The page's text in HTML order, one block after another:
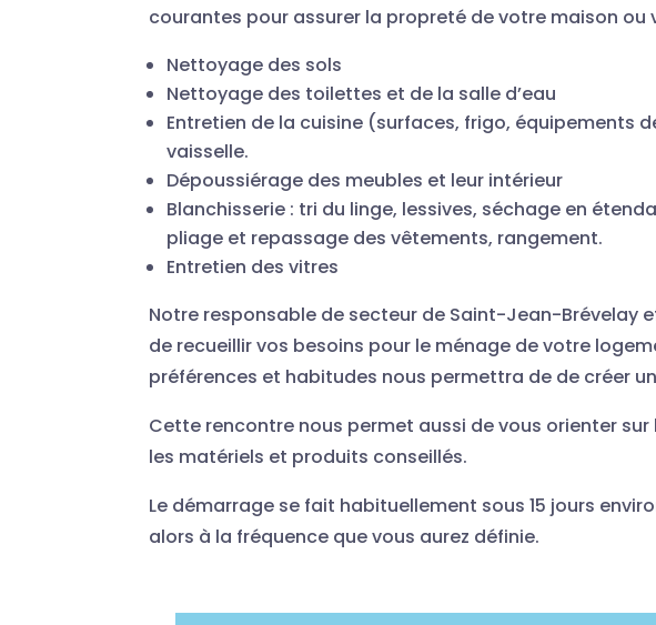
courantes pour assurer la propreté de votre maison
Nettoyage des sols
Nettoyage des toilettes et de la salle d’eau
Entretien de la cuisine (surfaces, frigo, équipements
vaisselle.
Dépoussiérage des meubles et leur intérieur
Blanchisserie : tri du linge, lessives, séchage en
pliage et repassage des vêtements, rangement.
Entretien des vitres
Notre responsable de secteur de Saint-Jean-Brévelay
de recueillir vos besoins pour le ménage de votre
préférences et habitudes nous permettra de de créer
Cette rencontre nous permet aussi de vous orienter
les matériels et produits conseillés.
Le démarrage se fait habituellement sous 15 jours
alors à la fréquence que vous aurez définie.